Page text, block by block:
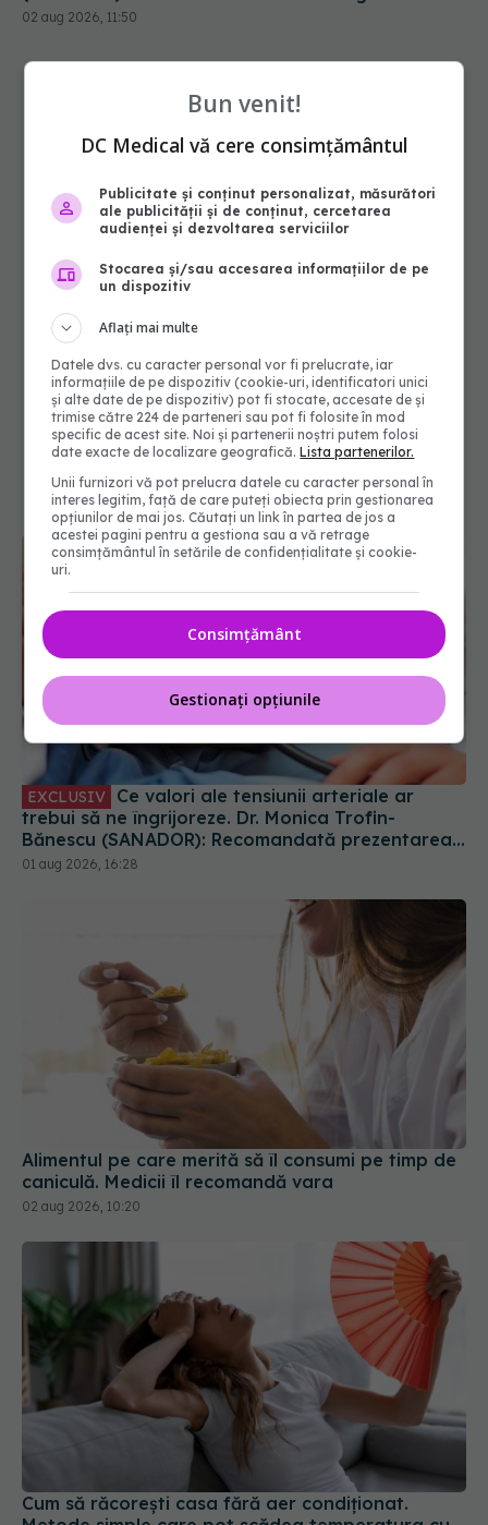
EXCLUSIV
trebui să ne îngrijoreze. Dr. Monica Trofin-
Bănescu (SANADOR): Recomandată prezentarea
la medic
01 aug 2026, 16:28
Alimentul pe care merită să îl consumi pe timp de
caniculă. Medicii îl recomandă vara
02 aug 2026, 10:20
Cum să răcorești casa fără aer condiționat.
Metode simple care pot scădea temperatura cu
câteva grade
Bun venit!
DC Medical vă cere consimțământul
Publicitate și conținut personalizat, măsurători
ale publicității și de conținut, cercetarea
audienței și dezvoltarea serviciilor
Stocarea și/sau accesarea informațiilor de pe
un dispozitiv
Aflați mai multe
Datele dvs. cu caracter personal vor fi prelucrate, iar
informațiile de pe dispozitiv (cookie-uri, identificatori unici
și alte date de pe dispozitiv) pot fi stocate, accesate de și
trimise către 224 de parteneri sau pot fi folosite în mod
specific de acest site. Noi și partenerii noștri putem folosi
date exacte de localizare geografică.Lista partenerilor.
Unii furnizori vă pot prelucra datele cu caracter personal în
interes legitim, față de care puteți obiecta prin gestionarea
opțiunilor de mai jos. Căutați un link în partea de jos a
acestei pagini pentru a gestiona sau a vă retrage
consimțământul în setările de confidențialitate și cookie-
uri.
Consimțământ
Gestionați opțiunile